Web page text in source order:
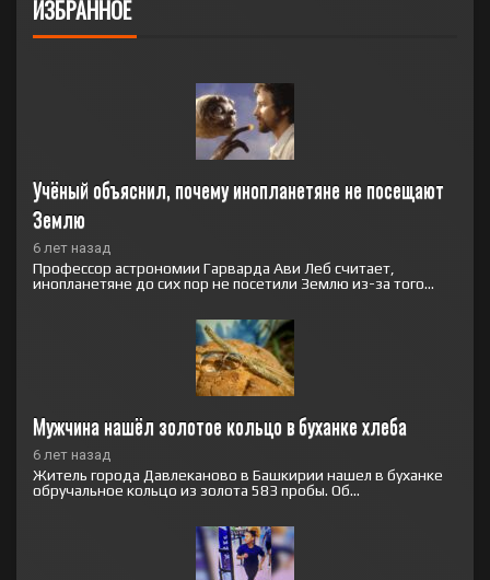
ИЗБРАННОЕ
Учёный объяснил, почему инопланетяне не посещают
Землю
6 лет назад
Профессор астрономии Гарварда Ави Леб считает,
инопланетяне до сих пор не посетили Землю из-за того...
Мужчина нашёл золотое кольцо в буханке хлеба
6 лет назад
Житель города Давлеканово в Башкирии нашел в буханке
обручальное кольцо из золота 583 пробы. Об...